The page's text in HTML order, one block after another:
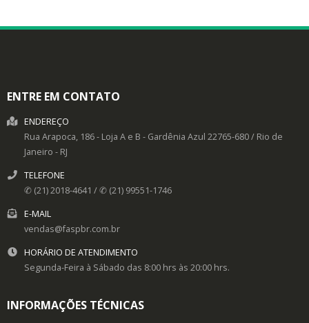
ENTRE EM CONTATO
ENDEREÇO
Rua Arapoca, 186 - Loja A e B - Gardênia Azul 22765-680/ Rio de
Janeiro - RJ
TELEFONE
✆ (21) 2018-4641 / ✆ (21) 99551-1746
E-MAIL
vendas@faspbr.com.br
HORÁRIO DE ATENDIMENTO
Segunda-Feira à Sábado das 8:00 hrs às 20:00 hrs.
INFORMAÇÕES TÉCNICAS